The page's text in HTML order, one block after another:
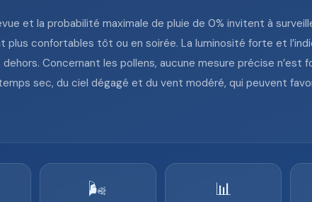
et la probabilité maximale de pluie de 0% invitent à
plus confortables tôt ou en soirée. La luminosité forte et
Concernant les pollens, aucune mesure précise n’est
sec, du ciel dégagé et du vent modéré, qui peuvent
🌬️ 📊